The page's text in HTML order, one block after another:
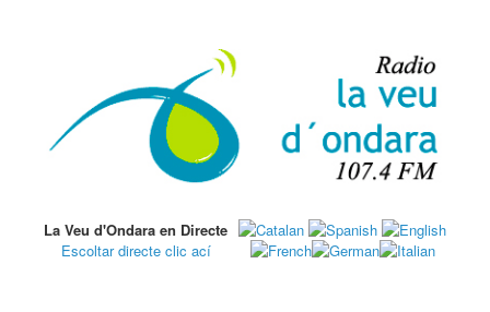
La Veu d'Ondara en Directe
Escoltar directe clic ací